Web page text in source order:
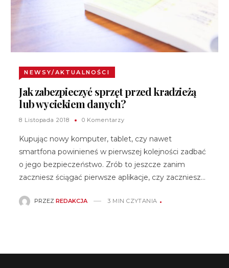
NEWSY/AKTUALNOŚCI
Jak zabezpieczyć sprzęt przed kradzieżą
lub wyciekiem danych?
8 Listopada 2018 0 Komentarzy
Kupując nowy komputer, tablet, czy nawet
smartfona powinieneś w pierwszej kolejności zadbać
o jego bezpieczeństwo. Zrób to jeszcze zanim
zaczniesz ściągać pierwsze aplikacje, czy zaczniesz…
PRZEZREDAKCJA 3 MIN CZYTANIA